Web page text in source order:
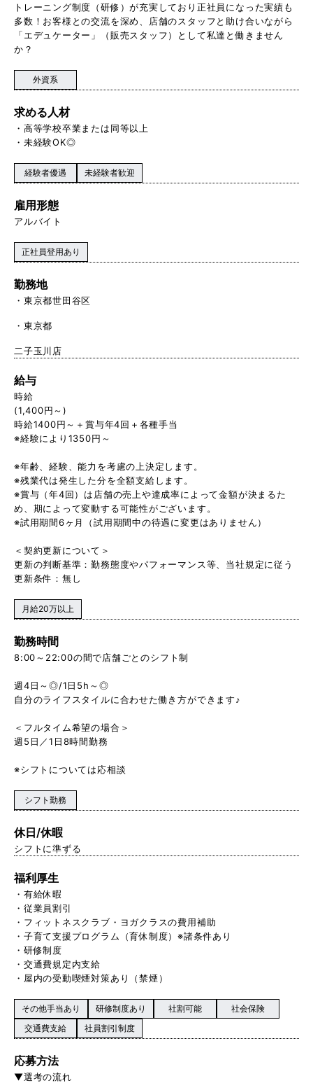
トレーニング制度（研修）が充実しており正社員になった実績も
多数！お客様との交流を深め、店舗のスタッフと助け合いながら
「エデュケーター」（販売スタッフ）として私達と働きません
か？
外資系
求める人材
・高等学校卒業または同等以上
・未経験OK◎
経験者優遇 未経験者歓迎
雇用形態
アルバイト
正社員登用あり
勤務地
東京都世田谷区
東京都
二子玉川店
給与
時給
(1,400円～)
時給1400円～＋賞与年4回＋各種手当
※経験により1350円～
※年齢、経験、能力を考慮の上決定します。
※残業代は発生した分を全額支給します。
※賞与（年4回）は店舗の売上や達成率によって金額が決まるた
め、期によって変動する可能性がございます。
※試用期間6ヶ月（試用期間中の待遇に変更はありません）
＜契約更新について＞
更新の判断基準：勤務態度やパフォーマンス等、当社規定に従う
更新条件：無し
月給20万以上
勤務時間
8:00～22:00の間で店舗ごとのシフト制
週4日～◎/1日5h～◎
自分のライフスタイルに合わせた働き方ができます♪
＜フルタイム希望の場合＞
週5日／1日8時間勤務
※シフトについては応相談
シフト勤務
休日/休暇
シフトに準ずる
福利厚生
・有給休暇
・従業員割引
・フィットネスクラブ・ヨガクラスの費用補助
・子育て支援プログラム（育休制度）※諸条件あり
・研修制度
・交通費規定内支給
・屋内の受動喫煙対策あり（禁煙）
その他手当あり 研修制度あり 社割可能
社会保険
交通費支給
社員割引制度
応募方法
▼選考の流れ